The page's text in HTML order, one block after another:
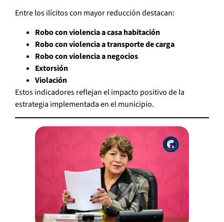
Entre los ilícitos con mayor reducción destacan:
Robo con violencia a casa habitación
Robo con violencia a transporte de carga
Robo con violencia a negocios
Extorsión
Violación
Estos indicadores reflejan el impacto positivo de la
estrategia implementada en el municipio.